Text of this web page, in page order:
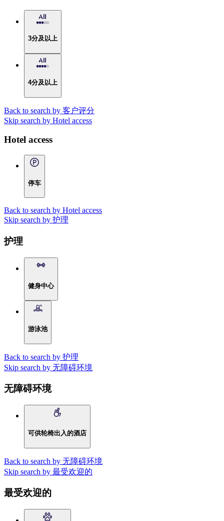
3分及以上
4分及以上
Back to search by 客户评分
Skip search by Hotel access
Hotel access
停车
Back to search by Hotel access
Skip search by 护理
护理
健身中心
游泳池
Back to search by 护理
Skip search by 无障碍环境
无障碍环境
可供轮椅出入的酒店
Back to search by 无障碍环境
Skip search by 最受欢迎的
最受欢迎的